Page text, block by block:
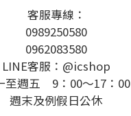
客服專線：
0989250580
0962083580
LINE客服：@icshop
至週五 9：00～17：00
週末及例假日公休